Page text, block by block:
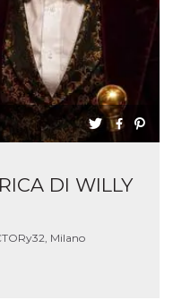
DI WILLY
Milano